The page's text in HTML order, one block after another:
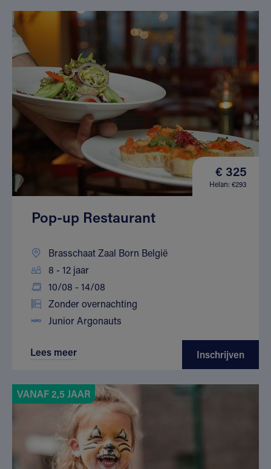
€ 325
Helan: €293
Pop-up Restaurant
Brasschaat Zaal Born België
8 - 12 jaar
10/08 - 14/08
Zonder overnachting
Junior Argonauts
Lees meer Inschrijven
VANAF 2,5 JAAR